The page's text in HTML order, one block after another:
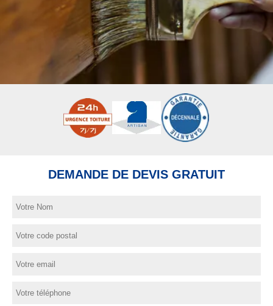
DEMANDE DE DEVIS GRATUIT